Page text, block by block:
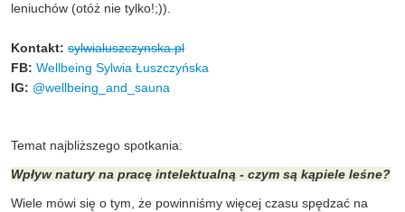
leniuchów (otóż nie tylko!;)).
Kontakt: sylwialuszczynska.pl
FB: Wellbeing Sylwia Łuszczyńska
IG: @wellbeing_and_sauna
Temat najbliższego spotkania:
Wpływ natury na pracę intelektualną - czym są kąpiele leśne?
Wiele mówi się o tym, że powinniśmy więcej czasu spędzać na